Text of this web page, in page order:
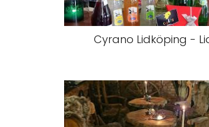
Cyrano Lidköping -